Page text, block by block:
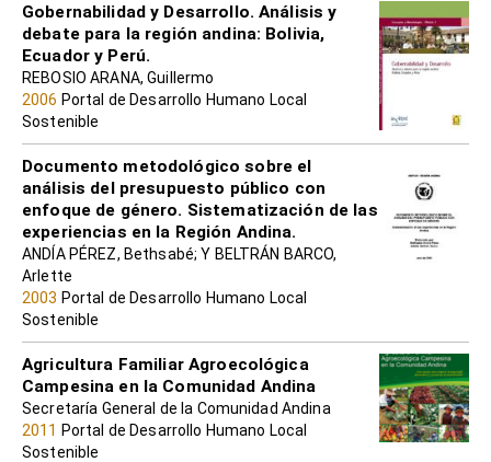
Gobernabilidad y Desarrollo. Análisis y
debate para la región andina: Bolivia,
Ecuador y Perú.
REBOSIO ARANA, Guillermo
2006 Portal de Desarrollo Humano Local
Sostenible
Documento metodológico sobre el
análisis del presupuesto público con
enfoque de género. Sistematización de las
experiencias en la Región Andina.
ANDÍA PÉREZ, Bethsabé; Y BELTRÁN BARCO,
Arlette
2003 Portal de Desarrollo Humano Local
Sostenible
Agricultura Familiar Agroecológica
Campesina en la Comunidad Andina
Secretaría General de la Comunidad Andina
2011 Portal de Desarrollo Humano Local
Sostenible